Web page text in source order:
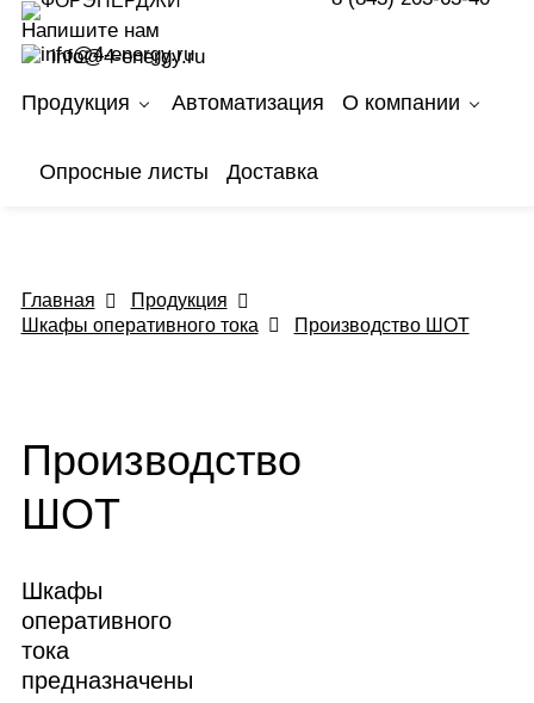
Сайт использует cookie-файлы для удобства
пользователя.
Вы можете отключить их в настройках браузера.
Принять условия
Напишите нам
info@4-energy.ru
Продукция Автоматизация О компании
Опросные листы Доставка
Главная
Продукция
Шкафы оперативного тока
Производство ШОТ
Производство
ШОТ
Шкафы
оперативного
тока
предназначены